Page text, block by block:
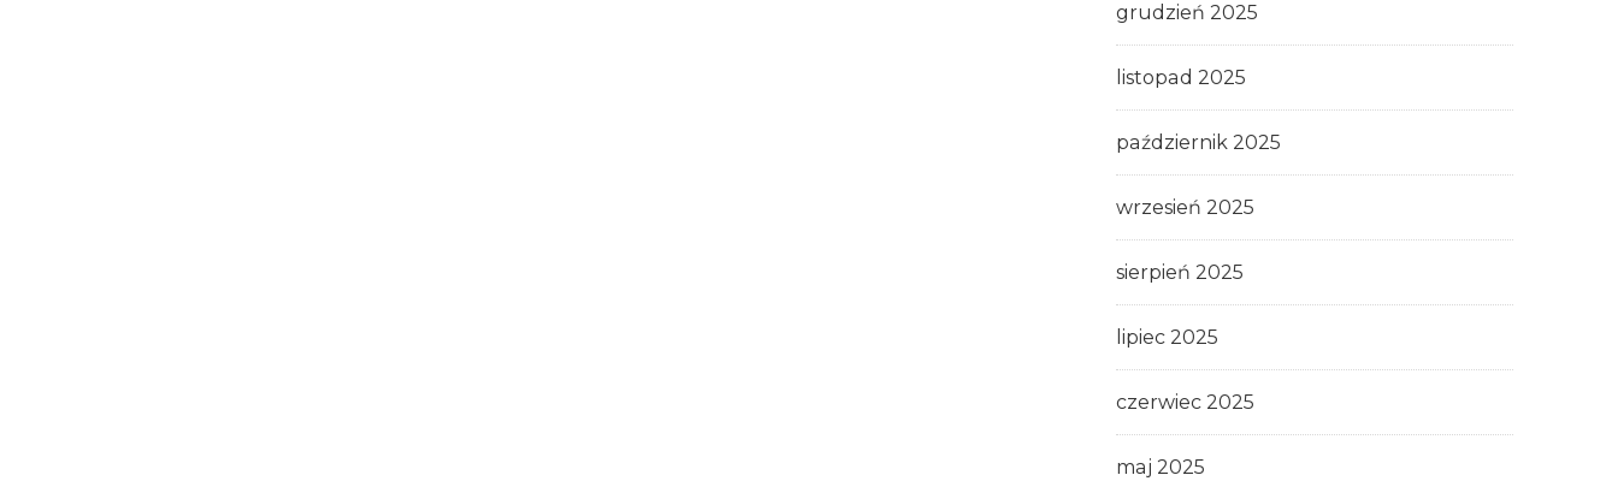
grudzień 2025
listopad 2025
październik 2025
wrzesień 2025
sierpień 2025
lipiec 2025
czerwiec 2025
maj 2025